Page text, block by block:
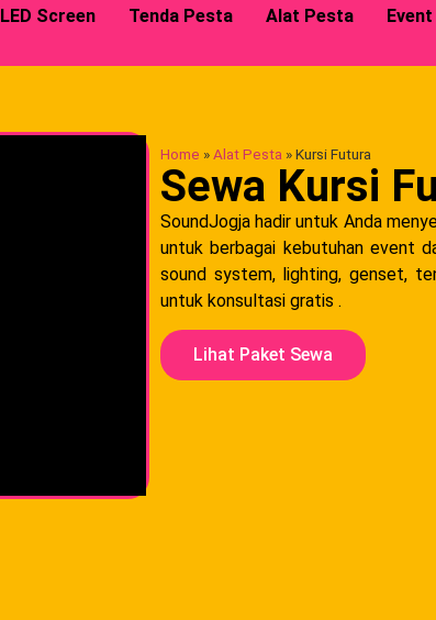
LED Screen Tenda Pesta Alat Pesta Event
Home »Alat Pesta »Kursi Futura
Sewa Kursi
SoundJogja hadir untuk Anda
untuk berbagai kebutuhan event
sound system, lighting, genset,
untuk konsultasi gratis .
Lihat Paket Sewa